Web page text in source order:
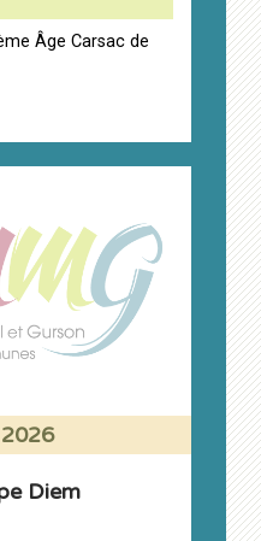
Âge Carsac de
Diem